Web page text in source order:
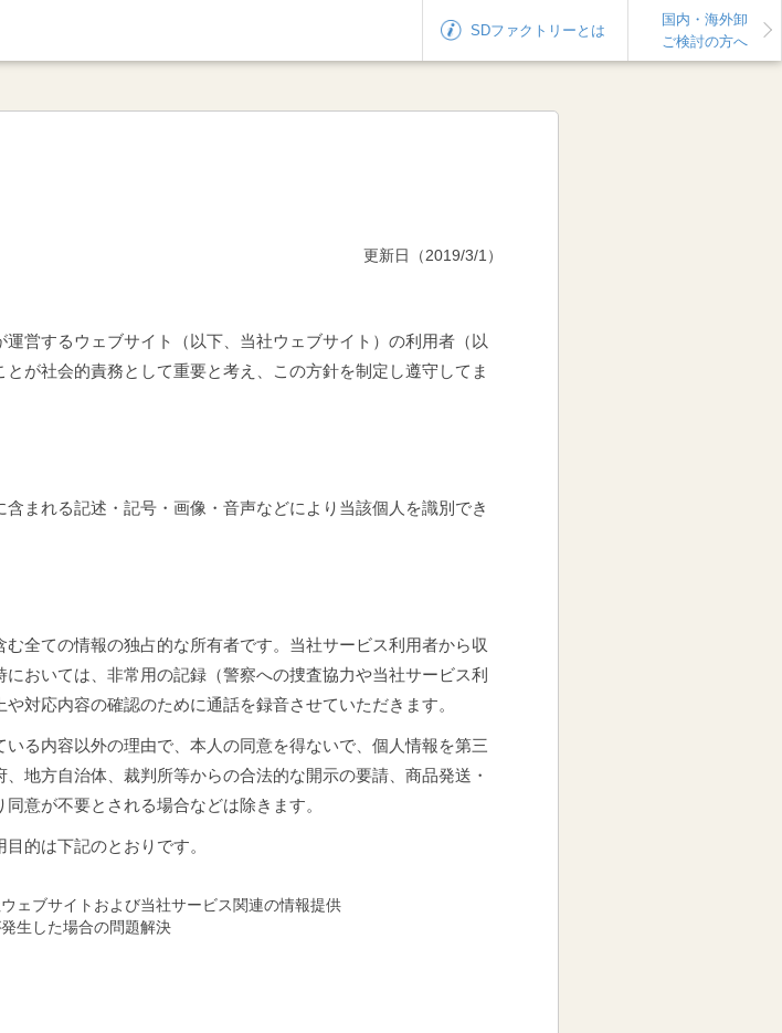
SDファクトリー とは
国内・海外卸
ご検討の方へ
更新日（2019/3/1）
営するウェブサイト（以下、当社ウェブサイト）の利用者（以
が社会的責務として重要と考え、この方針を制定し遵守してま
まれる記述・記号・画像・音声などにより当該個人を識別でき
全ての情報の独占的な所有者です。当社サービス利用者から収
おいては、非常用の記録（警察への捜査協力や当社サービス利
対応内容の確認のために通話を録音させていただきます。
る内容以外の理由で、本人の同意を得ないで、個人情報を第三
地方自治体、裁判所等からの合法的な開示の要請、商品発送・
意が不要とされる場合などは除きます。
的は下記のとおりです。
ェブサイトおよび当社サービス関連の情報提供
生した場合の問題解決